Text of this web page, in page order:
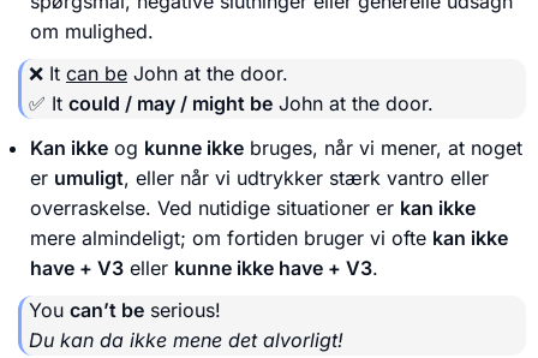
om mulighed.
❌ It can be John at the door.
✅ It could / may / might be John at the door.
Kan ikke og kunne ikke bruges, når vi mener, at noget
er umuligt, eller når vi udtrykker stærk vantro eller
overraskelse. Ved nutidige situationer er kan ikke
mere almindeligt; om fortiden bruger vi ofte kan ikke
have + V3 eller kunne ikke have + V3.
You can’t be serious!
Du kan da ikke mene det alvorligt!